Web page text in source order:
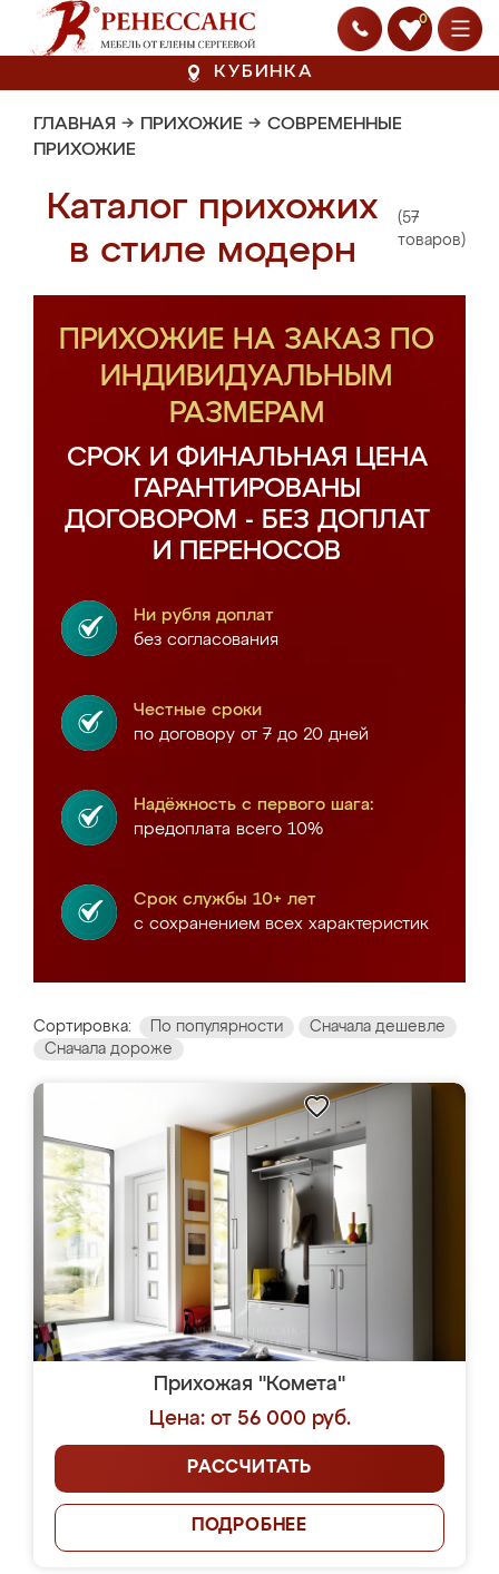
0
КУБИНКА
ГЛАВНАЯ → ПРИХОЖИЕ → СОВРЕМЕННЫЕ
ПРИХОЖИЕ
Каталог прихожих
в стиле модерн
(57
товаров)
ПРИХОЖИЕ НА ЗАКАЗ ПО
ИНДИВИДУАЛЬНЫМ
РАЗМЕРАМ
СРОК И ФИНАЛЬНАЯ ЦЕНА
ГАРАНТИРОВАНЫ
ДОГОВОРОМ - БЕЗ ДОПЛАТ
И ПЕРЕНОСОВ
Ни рубля доплат
без согласования
Честные сроки
по договору от 7 до 20 дней
Надёжность с первого шага:
предоплата всего 10%
Срок службы 10+ лет
с сохранением всех характеристик
Сортировка: По популярности
Сначала дешевле
Сначала дороже
Прихожая "Комета"
Цена: от 56 000 руб.
РАССЧИТАТЬ
ПОДРОБНЕЕ